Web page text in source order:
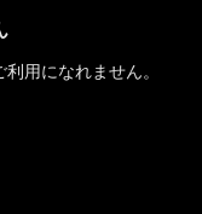
用になれません。